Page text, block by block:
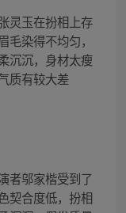
灵玉在扮相上存
染得不均匀，
沉沉，身材太瘦
质有较大差
者邬家楷受到了
契合度低，扮相